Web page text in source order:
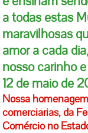
a todas estas
maravilhosas
amor a cada
nosso carinho
12 de maio de
Nossa
comerciárias, da
Comércio no